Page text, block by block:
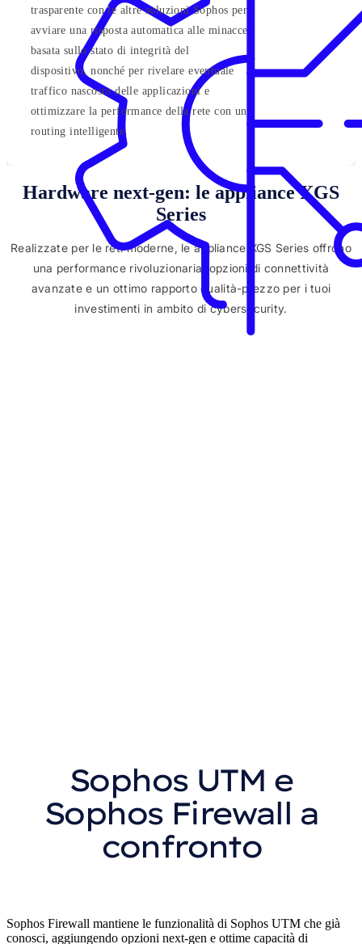
trasparente con le altre soluzioni Sophos per
avviare una risposta automatica alle minacce
basata sullo stato di integrità del
dispositivo, nonché per rivelare eventuale
traffico nascosto delle applicazioni e
ottimizzare la performance della rete con un
routing intelligente.
Hardware next-gen: le appliance XGS
Series
Realizzate per le reti moderne, le appliance XGS Series offrono
una performance rivoluzionaria, opzioni di connettività
avanzate e un ottimo rapporto qualità-prezzo per i tuoi
investimenti in ambito di cybersecurity.
Parla con un esperto
Sophos UTM e
Sophos Firewall a
confronto
Sophos Firewall mantiene le funzionalità di Sophos UTM che già
conosci, aggiungendo opzioni next-gen e ottime capacità di